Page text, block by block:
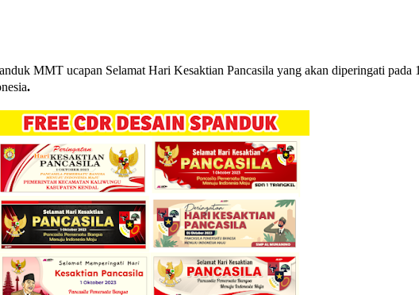
MMT ucapan Selamat Hari Kesaktian Pancasila yang akan diperingati pada 1
.